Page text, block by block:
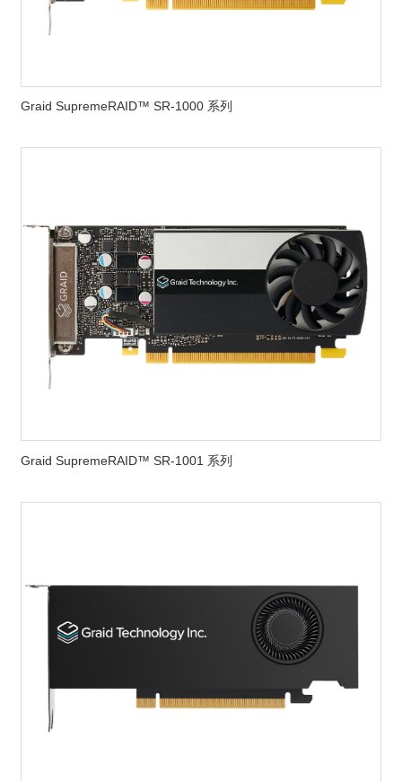
Graid SupremeRAID™ SR-1000 系列
Graid SupremeRAID™ SR-1001 系列